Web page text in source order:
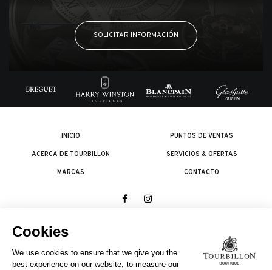
SOLICITAR INFORMACIÓN
INICIO
ACERCA DE TOURBILLON
MARCAS
PUNTOS DE VENTAS
SERVICIOS & OFERTAS
CONTACTO